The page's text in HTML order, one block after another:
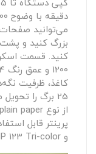
بزرگ کنید و
و HP 123 Tri-color در این پرینتر استفاده می‌شوند.